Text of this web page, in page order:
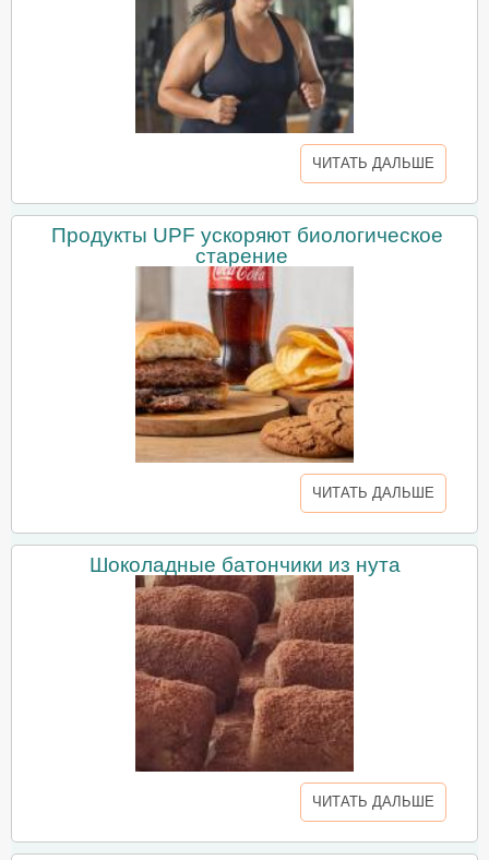
ЧИТАТЬ ДАЛЬШЕ
Продукты UPF ускоряют биологическое
старение
ЧИТАТЬ ДАЛЬШЕ
Шоколадные батончики из нута
ЧИТАТЬ ДАЛЬШЕ